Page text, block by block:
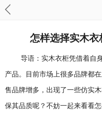
怎样选择实木
导语：实木衣柜凭借着自
产品。目前市场上很多品牌都
售品牌增多，出现了一些仿实
保其品质呢？不妨一起来看看怎